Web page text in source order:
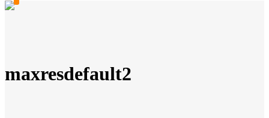
maxresdefault2